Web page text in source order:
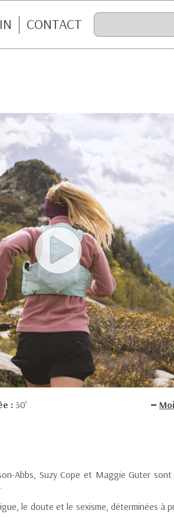
CONTACT
: 30’
Abbs, Suzy Cope et Maggie Guter
le doute et le sexisme, déterminées à